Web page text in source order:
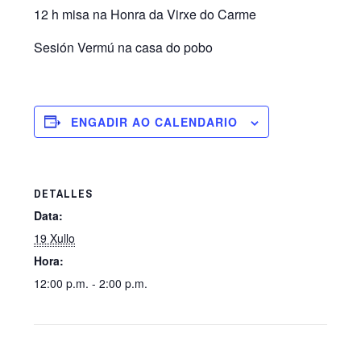
12 h misa na Honra da Virxe do Carme
Sesión Vermú na casa do pobo
ENGADIR AO CALENDARIO
DETALLES
Data:
19 Xullo
Hora:
12:00 p.m. - 2:00 p.m.